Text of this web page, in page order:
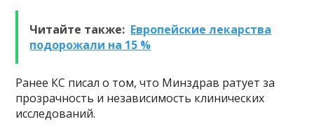
Читайте также: Европейские лекарства
подорожали на 15 %
Ранее КС писал о том, что Минздрав ратует за
прозрачность и независимость клинических
исследований.